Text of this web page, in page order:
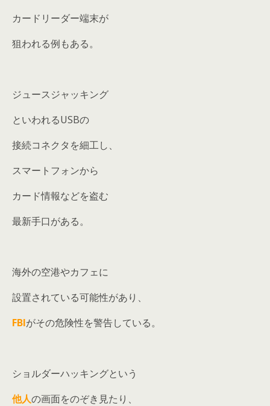
カードリーダー端末が
狙われる例もある。
ジュースジャッキング
といわれるUSBの
接続コネクタを細工し、
スマートフォンから
カード情報などを盗む
最新手口がある。
海外の空港やカフェに
設置されている可能性があり、
FBIがその危険性を警告している。
ショルダーハッキングという
他人の画面をのぞき見たり、